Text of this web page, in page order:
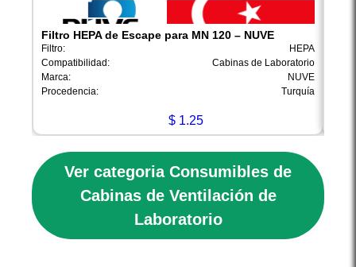
Filtro HEPA de Escape para MN 120 – NUVE
Filtro:
HEPA
Compatibilidad:
Cabinas de Laboratorio
Marca:
NUVE
Procedencia:
Turquía
$ 1.25
Ver categoria Consumibles de
Cabinas de Ventilación de
Laboratorio